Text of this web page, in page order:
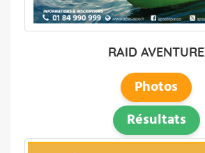
RAID AVENTURE
Photos
Résultats